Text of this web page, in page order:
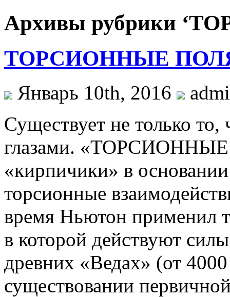
Архивы рубрики
ТОРСИОННЫЕ
Январь 10th, 2016
Существует не только
глазами.
«кирпичики» в
торсионные
время Ньютон применил
в которой действуют
древних «Ведах» (от
существовании